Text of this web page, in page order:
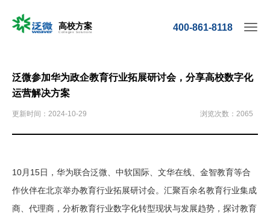
高校方案
Colleges Solutions 400-861-8118
泛微参加华为政企教育行业拓展研讨会，分享高校数字化
运营解决方案
更新时间：2024-10-29 浏览次数：2065
10月15日，华为联合泛微、中软国际、文华在线、金智教育等合
作伙伴在北京举办教育行业拓展研讨会。汇聚百余名教育行业集成
商、代理商，分析教育行业数字化转型现状与发展趋势，探讨教育